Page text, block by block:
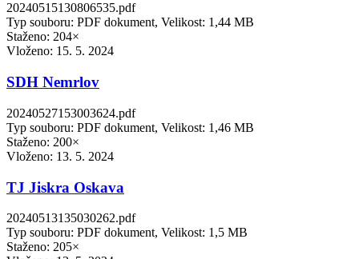
20240515130806535.pdf
Typ souboru: PDF dokument, Velikost: 1,44 MB
Staženo: 204×
Vloženo: 15. 5. 2024
SDH Nemrlov
20240527153003624.pdf
Typ souboru: PDF dokument, Velikost: 1,46 MB
Staženo: 200×
Vloženo: 13. 5. 2024
TJ Jiskra Oskava
20240513135030262.pdf
Typ souboru: PDF dokument, Velikost: 1,5 MB
Staženo: 205×